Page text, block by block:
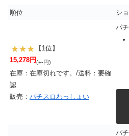
順位 シ
【1位】
15,278円(+-円)
在庫：在庫切れです。/送料：要確
認
販売： パチスロわっしょい
パ
パ